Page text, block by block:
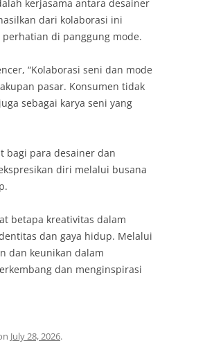
kerjasama antara desainer
dari kolaborasi ini
di panggung mode.
“Kolaborasi seni dan mode
pasar. Konsumen tidak
sebagai karya seni yang
bagi para desainer dan
diri melalui busana
betapa kreativitas dalam
dan gaya hidup. Melalui
dan keunikan dalam
dan menginspirasi
July 28, 2026.